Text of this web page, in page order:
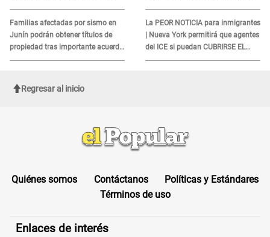
Familias afectadas por sismo en
Junín podrán obtener títulos de
propiedad tras importante acuerdo
de Cofopri
quienes no presenten ESTE
DOCUMENTO
La PEOR NOTICIA para inmigrantes
| Nueva York permitirá que agentes
del ICE si puedan CUBRIRSE EL
ROSTRO
Regresar al inicio
Quiénes somos Contáctanos
Políticas y Estándares
Términos de uso
Enlaces de interés